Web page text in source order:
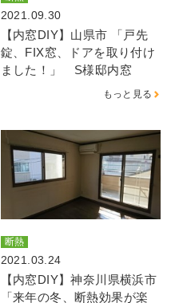
2021.09.30
【内窓DIY】山県市 「戸先
錠、FIX窓、ドアを取り付け
ました！」 S様邸内窓
もっと見る
断熱
2021.03.24
【内窓DIY】神奈川県横浜市
「来年の冬、断熱効果が楽